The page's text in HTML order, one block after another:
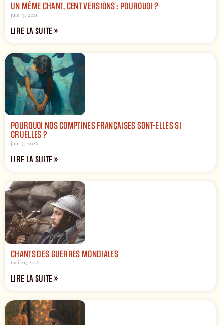
UN MÊME CHANT, CENT VERSIONS : POURQUOI ?
juin 9, 2026
LIRE LA SUITE »
POURQUOI NOS COMPTINES FRANÇAISES SONT-ELLES SI
CRUELLES ?
juin 7, 2026
LIRE LA SUITE »
CHANTS DES GUERRES MONDIALES
mai 21, 2026
LIRE LA SUITE »